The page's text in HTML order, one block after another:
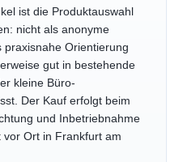
ist die Produktauswahl
nicht als anonyme
praxisnahe Orientierung
gut in bestehende
kleine Büro-
Der Kauf erfolgt beim
und Inbetriebnahme
vor Ort in Frankfurt am